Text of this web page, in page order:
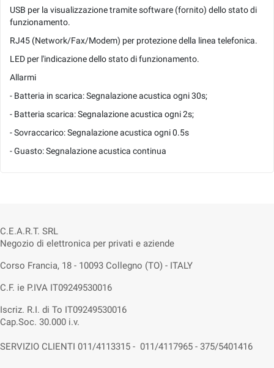
USB per la visualizzazione tramite software (fornito) dello stato di
funzionamento.
RJ45 (Network/Fax/Modem) per protezione della linea telefonica.
LED per l'indicazione dello stato di funzionamento.
Allarmi
- Batteria in scarica: Segnalazione acustica ogni 30s;
- Batteria scarica: Segnalazione acustica ogni 2s;
- Sovraccarico: Segnalazione acustica ogni 0.5s
- Guasto: Segnalazione acustica continua
C.E.A.R.T. SRL
Negozio di elettronica per privati e aziende
Corso Francia, 18 - 10093 Collegno (TO) - ITALY
C.F. ie P.IVA IT09249530016
Iscriz. R.I. di To IT09249530016
Cap.Soc. 30.000 i.v.
SERVIZIO CLIENTI 011/4113315 - 011/4117965 - 375/5401416